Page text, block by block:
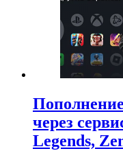
через
Legends,